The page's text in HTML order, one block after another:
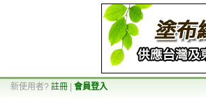
新使用者? 註冊 會員登入